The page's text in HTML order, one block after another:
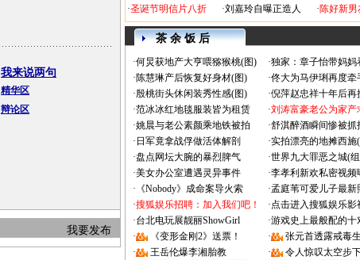
我来说两句
精华区
辩论区
我要发布
·圣诞节明信片八折
·刘嘉玲自曝正造人
·陈好新
茶 余 饭 后
·何炅获地产大亨喂猕猴桃(图) ·独家：章子怡带妈妈
·陈慧琳产后恢复好身材(图) ·佟大为马伊琍再度牵
·殷桃街头休闲装秀性感(图) ·倪萍赵忠祥十年后再
·范冰冰红地毯服装皆为租赁 ·刘涛富豪老公为家产
·姚晨与老公素颜乘地铁被拍 ·舒淇醉酒瞬间惨被抓
· 日军竟拿战俘做活体解剖 ·实拍漂亮的地摊西施
·盘点网坛大腕的暴烈脾气 ·世界九大罪恶之城(
·美女办公室遭遇灵异事件 ·李孝利新欢私密视频
· 《Nobody》成命案导火索 ·孟庭苇可爱儿子最新
·搜狐娱乐招聘：加入我们吧！ ·点击进入搜狐娱乐影
·台北电玩展靓丽ShowGirl ·游戏史上最般配的十
·
《变形金刚2》送票！ ·
张元首透露戒毒
·
王岳伦爆李湘胎教 · 令人惊叹太空步